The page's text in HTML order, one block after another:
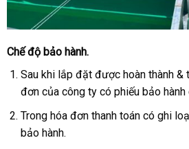
Chế độ bảo hành.
Sau khi lắp đặt được hoàn thành &
đơn của công ty có phiếu bảo hành
Trong hóa đơn thanh toán có ghi
bảo hành.